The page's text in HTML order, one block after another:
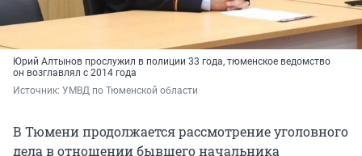
Юрий Алтынов прослужил в полиции 33 года, тюменское ведомство
он возглавлял с 2014 года
Источник: УМВД по Тюменской области
В Тюмени продолжается рассмотрение уголовного
дела в отношении бывшего начальника